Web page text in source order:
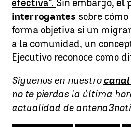
efectiva". Sin embargo, el
interrogantes sobre
forma objetiva si un
a la comunidad, un
Ejecutivo reconoce como
Síguenos en nuestro canal
no te pierdas la última
actualidad de